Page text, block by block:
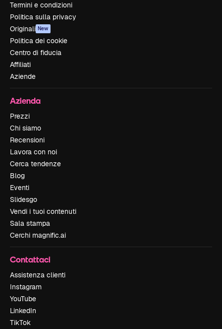
Termini e condizioni
Politica sulla privacy
Originali New
Politica dei cookie
Centro di fiducia
Affiliati
Aziende
Azienda
Prezzi
Chi siamo
Recensioni
Lavora con noi
Cerca tendenze
Blog
Eventi
Slidesgo
Vendi i tuoi contenuti
Sala stampa
Cerchi magnific.ai
Contattaci
Assistenza clienti
Instagram
YouTube
LinkedIn
TikTok